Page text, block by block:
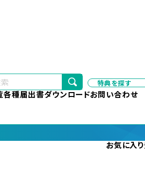
特典を探す
各種届出書ダウンロードお問い合わせ
お気に入り